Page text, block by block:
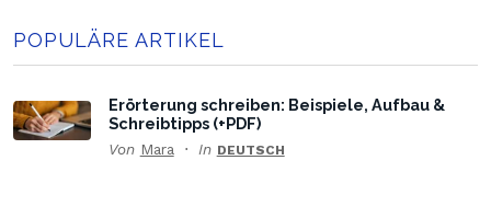
POPULÄRE ARTIKEL
Erörterung schreiben: Beispiele, Aufbau &
Schreibtipps (+PDF)
Von Mara In DEUTSCH